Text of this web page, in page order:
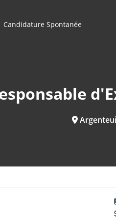
Candidature Spontanée